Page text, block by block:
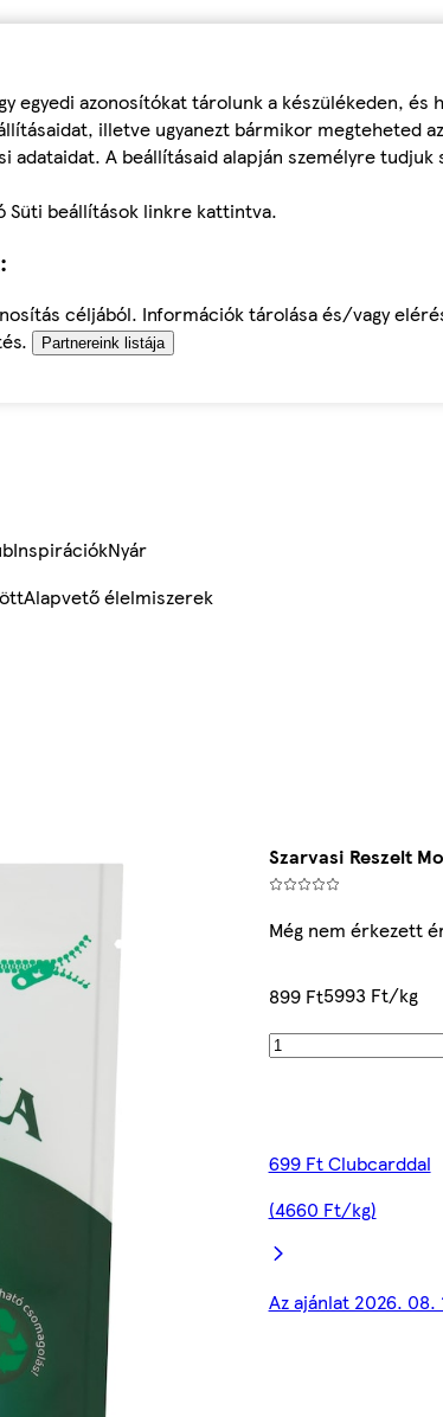
azonosítókat tárolunk a készülékeden, és
illetve ugyanezt bármikor megteheted az
A beállításaid alapján személyre tudjuk
Süti beállítások linkre kattintva.
céljából. Információk tárolása és/vagy
Partnereink listája
InspirációkNyár
Alapvető élelmiszerek
Szarvasi Reszelt
Még nem érkezett
899 Ft5993 Ft/kg
699 Ft Clubcarddal
(4660 Ft/kg)
Az ajánlat 2026. 08.